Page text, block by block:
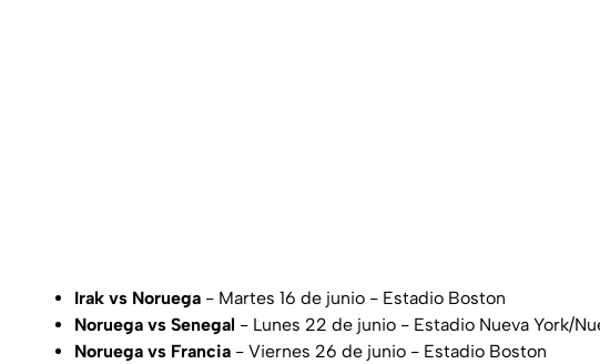
Irak vs Noruega - Martes 16 de junio - Estadio Boston
Noruega vs Senegal - Lunes 22 de junio - Estadio Nueva York/
Noruega vs Francia - Viernes 26 de junio - Estadio Boston